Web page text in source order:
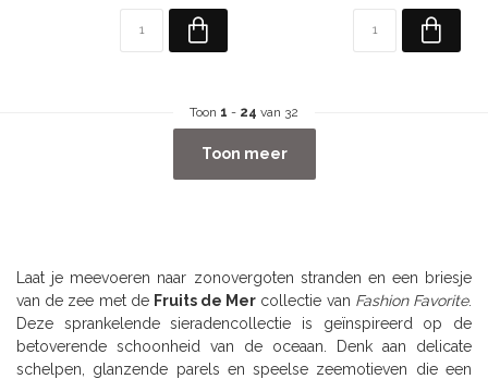
Toon 1 - 24 van 32
Toon meer
Laat je meevoeren naar zonovergoten stranden en een briesje
van de zee met de Fruits de Mer collectie van Fashion Favorite.
Deze sprankelende sieradencollectie is geïnspireerd op de
betoverende schoonheid van de oceaan. Denk aan delicate
schelpen, glanzende parels en speelse zeemotieven die een